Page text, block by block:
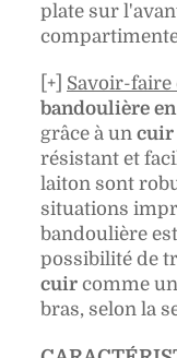
plate sur
[+] Savoir-faire
bandoulière
grâce à un cuir
résistant et
laiton sont
situations
bandoulière
possibilité de
cuir comme
bras, selon la